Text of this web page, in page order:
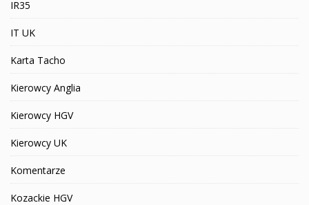
IR35
IT UK
Karta Tacho
Kierowcy Anglia
Kierowcy HGV
Kierowcy UK
Komentarze
Kozackie HGV